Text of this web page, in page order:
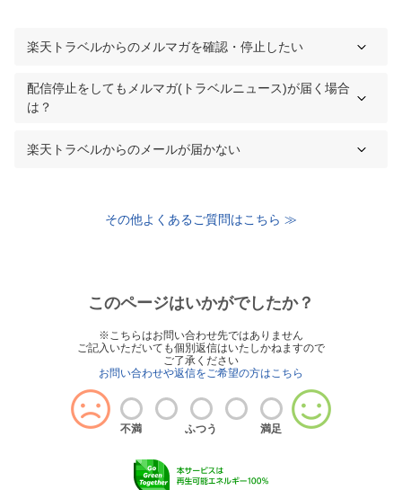
楽天トラベルからのメルマガを確認・停止したい
配信停止をしてもメルマガ(トラベルニュース)が届く場合
は？
楽天トラベルからのメールが届かない
その他よくあるご質問はこちら ≫
このページはいかがでしたか？
※こちらはお問い合わせ先ではありません
ご記入いただいても個別返信はいたしかねますので
ご了承ください
お問い合わせや返信をご希望の方はこちら
不満 ふつう 満足